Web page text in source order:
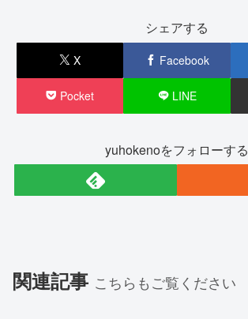
シェアする
X Facebook
Pocket LINE
yuhokenoをフォローする
関連記事 こちらもご覧ください